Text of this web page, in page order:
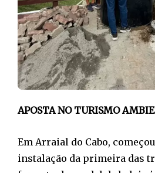
APOSTA NO TURISMO
Em Arraial do Cabo,
instalação da primeira das